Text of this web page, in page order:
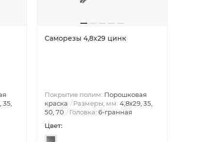
35,
Саморезы 4,8х29 цинк
Покрытие полим: Порошковая
краска
Размеры, мм: 4,8х29, 35,
50, 70
Головка: 6-гранная
Цвет: